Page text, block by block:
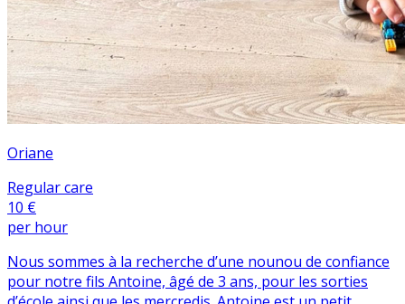
Oriane
Regular care
10 €
per hour
Nous sommes à la recherche d’une nounou de confiance
pour notre fils Antoine, âgé de 3 ans, pour les sorties